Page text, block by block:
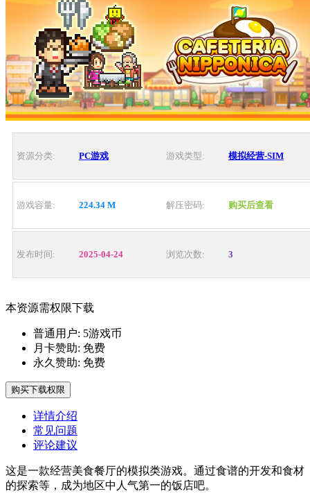
资源分类: PC游戏 游戏类型: 模拟经营-SIM
游戏容量: 224.34 M 解压密码: 购买后查看
发布时间: 2025-04-24 浏览次数: 3
本资源需权限下载
普通用户: 5游戏币
月卡赞助: 免费
永久赞助: 免费
购买下载权限
详情介绍
常见问题
评论建议
这是一款经营美食餐厅的模拟类游戏。通过食谱的开发和食材
的探索等，成为地区中人气第一的饭店吧。